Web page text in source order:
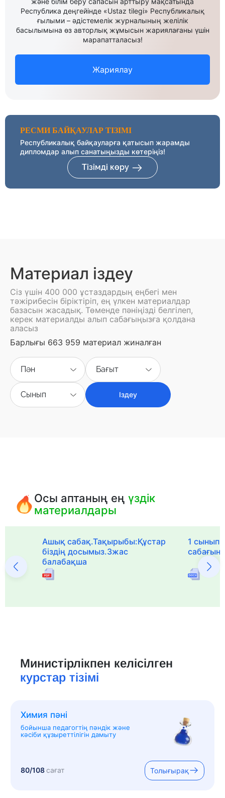
Республика деңгейінде «Ustaz tilegi» Республикалық
ғылыми – әдістемелік журналының желілік
басылымына өз авторлық жұмысын жариялағаны үшін
марапатталасыз!
Жариялау
РЕСМИ БАЙҚАУЛАР ТІЗІМІ
Республикалық байқауларға қатысып жарамды
дипломдар алып санатыңызды көтеріңіз!
Тізімді көру
Материал іздеу
Сіз үшін 400 000 ұстаздардың еңбегі мен
тәжірибесін біріктіріп, ең үлкен материалдар
базасын жасадық. Төменде пәніңізді белгілеп,
керек материалды алып сабағыңызға қолдана
аласыз
Барлығы 663 959 материал жиналған
Пән Бағыт
Сынып Іздеу
Осы аптаның еңүздік
материалдары
Ашық сабақ.Тақырыбы:Құстар
біздің досымыз.3жас
балабақша
1
Министірлікпен келісілген
курстар тізімі
Химия пәні
бойынша педагогтің пәндік және
кәсіби құзыреттілігін дамыту
80/108сағат Толығырақ